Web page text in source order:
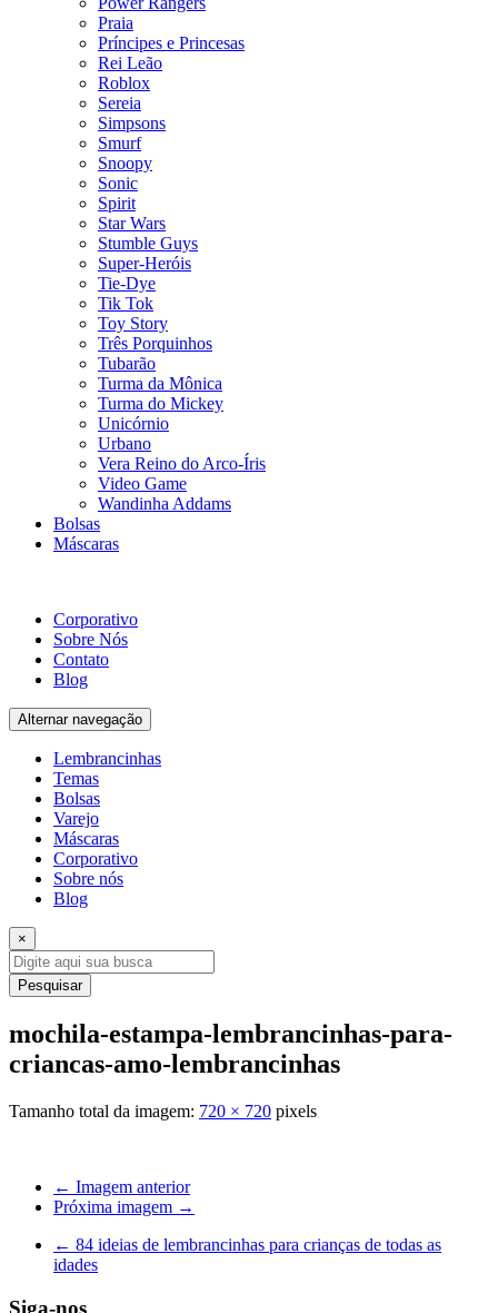
Praia
Príncipes e Princesas
Rei Leão
Roblox
Sereia
Simpsons
Smurf
Snoopy
Sonic
Spirit
Star Wars
Stumble Guys
Super-Heróis
Tie-Dye
Tik Tok
Toy Story
Três Porquinhos
Tubarão
Turma da Mônica
Turma do Mickey
Unicórnio
Urbano
Vera Reino do Arco-Íris
Video Game
Wandinha Addams
Bolsas
Máscaras
Corporativo
Sobre Nós
Contato
Blog
Alternar navegação
Lembrancinhas
Temas
Bolsas
Varejo
Máscaras
Corporativo
Sobre nós
Blog
×
Pesquisar
mochila-estampa-lembrancinhas-para-
criancas-amo-lembrancinhas
Tamanho total da imagem: 720 × 720 pixels
← Imagem anterior
Próxima imagem →
← 84 ideias de lembrancinhas para crianças de todas as
idades
Siga-nos